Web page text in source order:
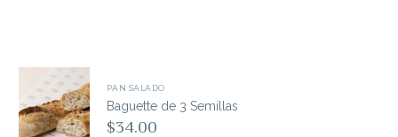
PAN SALADO
Baguette de 3 Semillas
$34.00